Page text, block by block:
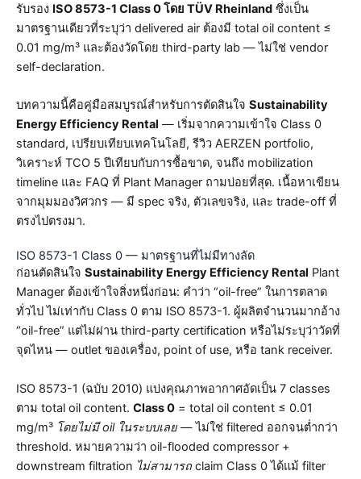
รับรอง ISO 8573-1 Class 0 โดย TÜV Rheinland ซึ่งเป็น
มาตรฐานเดียวที่ระบุว่า delivered air ต้องมี total oil content ≤
0.01 mg/m³ และต้องวัดโดย third-party lab — ไม่ใช่ vendor
self-declaration.
บทความนี้คือคู่มือสมบูรณ์สำหรับการตัดสินใจ Sustainability
Energy Efficiency Rental — เริ่มจากความเข้าใจ Class 0
standard, เปรียบเทียบเทคโนโลยี, รีวิว AERZEN portfolio,
วิเคราะห์ TCO 5 ปีเทียบกับการซื้อขาด, จนถึง mobilization
timeline และ FAQ ที่ Plant Manager ถามบ่อยที่สุด. เนื้อหาเขียน
จากมุมมองวิศวกร — มี spec จริง, ตัวเลขจริง, และ trade-off ที่
ตรงไปตรงมา.
ISO 8573-1 Class 0 — มาตรฐานที่ไม่มีทางลัด
ก่อนตัดสินใจ Sustainability Energy Efficiency Rental Plant
Manager ต้องเข้าใจสิ่งหนึ่งก่อน: คำว่า “oil-free” ในการตลาด
ทั่วไป ไม่เท่ากับ Class 0 ตาม ISO 8573-1. ผู้ผลิตจำนวนมากอ้าง
“oil-free” แต่ไม่ผ่าน third-party certification หรือไม่ระบุว่าวัดที่
จุดไหน — outlet ของเครื่อง, point of use, หรือ tank receiver.
ISO 8573-1 (ฉบับ 2010) แบ่งคุณภาพอากาศอัดเป็น 7 classes
ตาม total oil content. Class 0 = total oil content ≤ 0.01
mg/m³ โดยไม่มี oil ในระบบเลย— ไม่ใช่ filtered ออกจนต่ำกว่า
threshold. หมายความว่า oil-flooded compressor +
downstream filtration ไม่สามารถ claim Class 0 ได้แม้ filter